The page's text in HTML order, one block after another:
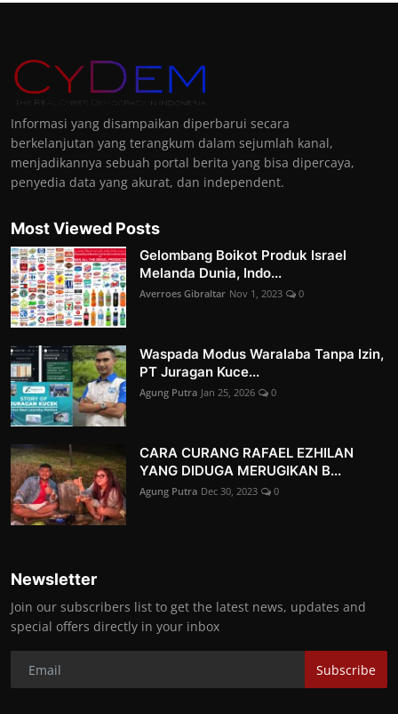
Informasi yang disampaikan diperbarui secara
berkelanjutan yang terangkum dalam sejumlah kanal,
menjadikannya sebuah portal berita yang bisa dipercaya,
penyedia data yang akurat, dan independent.
Most Viewed Posts
Gelombang Boikot Produk Israel
Melanda Dunia, Indo...
Averroes Gibraltar Nov 1, 2023 0
Waspada Modus Waralaba Tanpa Izin,
PT Juragan Kuce...
Agung Putra Jan 25, 2026 0
CARA CURANG RAFAEL EZHILAN
YANG DIDUGA MERUGIKAN B...
Agung Putra Dec 30, 2023 0
Newsletter
Join our subscribers list to get the latest news, updates and
special offers directly in your inbox
Subscribe